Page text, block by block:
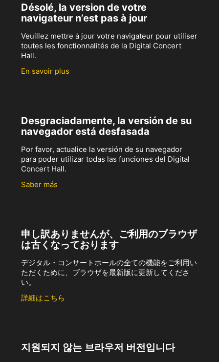
Désolé, la version de votre
navigateur n’est pas à jour
Veuillez mettre à jour votre navigateur pour utiliser
toutes les fonctionnalités de la Digital Concert
Hall.
En savoir plus
Desgraciadamente, la versión de su
navegador está desfasada
Por favor, actualice la versión de su navegador
para poder utilizar todas las funciones del Digital
Concert Hall.
Saber más
申し訳ありませんが、ご利用のブラウザ
は古くなっております
デジタル・コンサートホールの全ての機能をご利用い
ただくために、ブラウザを最新版に更新してくださ
い。
詳細はこちら
지원되지 않는 브라우저 버전입니다